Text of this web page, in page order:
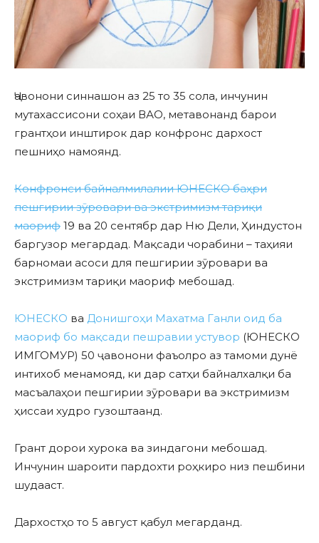
Ҷавонони синнашон аз 25 то 35 сола, инчунин
мутахассисони соҳаи ВАО, метавонанд барои
грантҳои инштирок дар конфронс дархост
пешниҳо намоянд.
Конфронси байналмилалии ЮНЕСКО баҳри
пешгирии зӯровари ва экстримизм тариқи
маориф 19 ва 20 сентябр дар Ню Дели, Ҳиндустон
баргузор мегардад. Мақсади чорабини – таҳияи
барномаи асоси для пешгирии зӯровари ва
экстримизм тариқи маориф мебошад.
ЮНЕСКО ва Донишгоҳи Махатма Ганли оид ба
маориф бо мақсади пешравии устувор (ЮНЕСКО
ИМГОМУР) 50 ҷавонони фаъолро аз тамоми дунё
интихоб менамояд, ки дар сатҳи байналхалқи ба
масъалаҳои пешгирии зӯровари ва экстримизм
ҳиссаи худро гузоштаанд.
Грант дорои хурока ва зиндагони мебошад.
Инчунин шароити пардохти роҳкиро низ пешбини
шудааст.
Дархостҳо то 5 август қабул мегарданд.